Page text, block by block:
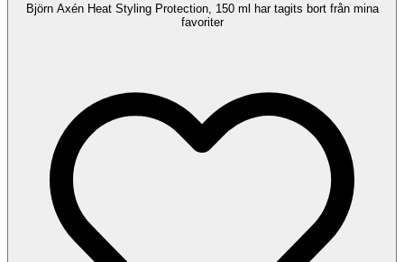
Björn Axén Heat Styling Protection, 150 ml har tagits bort från mina
favoriter